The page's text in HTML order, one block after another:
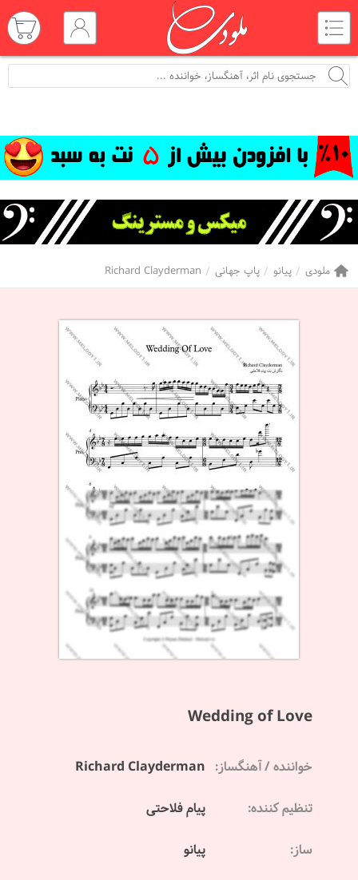
ملودی پیانو پاپ جهانی Richard Clayderman
Wedding of Love
خواننده / آهنگساز: Richard Clayderman
تنظیم کننده: پیام فلاحتی
ساز: پیانو